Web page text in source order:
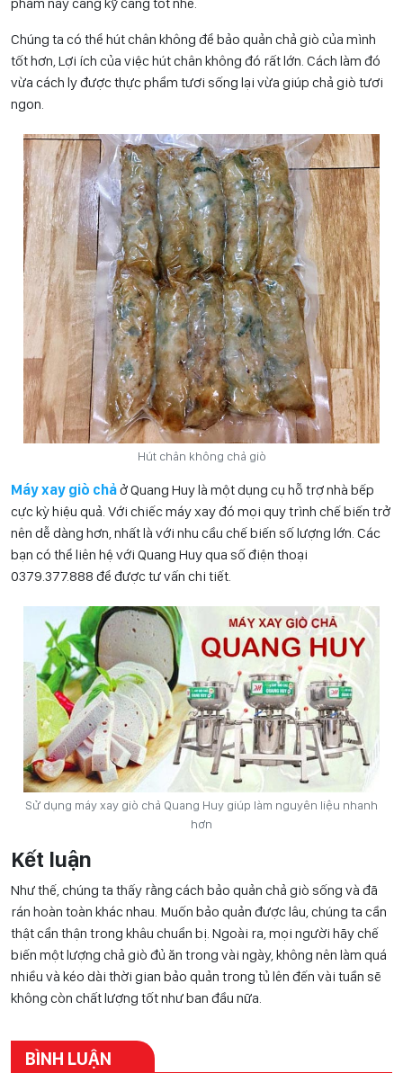
Chúng ta có thể hút chân không để bảo quản chả giò của mình
tốt hơn, Lợi ích của việc hút chân không đó rất lớn. Cách làm đó
vừa cách ly được thực phẩm tươi sống lại vừa giúp chả giò tươi
ngon.
Hút chân không chả giò
Máy xay giò chảở Quang Huy là một dụng cụ hỗ trợ nhà bếp
cực kỳ hiệu quả. Với chiếc máy xay đó mọi quy trình chế biến trở
nên dễ dàng hơn, nhất là với nhu cầu chế biến số lượng lớn. Các
bạn có thể liên hệ với Quang Huy qua số điện thoại
0379.377.888 để được tư vấn chi tiết.
Sử dụng máy xay giò chả Quang Huy giúp làm nguyên liệu nhanh
hơn
Kết luận
Như thế, chúng ta thấy rằng cách bảo quản chả giò sống và đã
rán hoàn toàn khác nhau. Muốn bảo quản được lâu, chúng ta cần
thật cẩn thận trong khâu chuẩn bị. Ngoài ra, mọi người hãy chế
biến một lượng chả giò đủ ăn trong vài ngày, không nên làm quá
nhiều và kéo dài thời gian bảo quản trong tủ lên đến vài tuần sẽ
không còn chất lượng tốt như ban đầu nữa.
BÌNH LUẬN